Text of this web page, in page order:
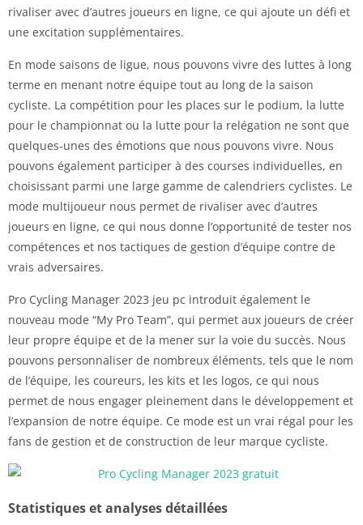
rivaliser avec d’autres joueurs en ligne, ce qui ajoute un défi et
une excitation supplémentaires.
En mode saisons de ligue, nous pouvons vivre des luttes à long
terme en menant notre équipe tout au long de la saison
cycliste. La compétition pour les places sur le podium, la lutte
pour le championnat ou la lutte pour la relégation ne sont que
quelques-unes des émotions que nous pouvons vivre. Nous
pouvons également participer à des courses individuelles, en
choisissant parmi une large gamme de calendriers cyclistes. Le
mode multijoueur nous permet de rivaliser avec d’autres
joueurs en ligne, ce qui nous donne l’opportunité de tester nos
compétences et nos tactiques de gestion d’équipe contre de
vrais adversaires.
Pro Cycling Manager 2023 jeu pc introduit également le
nouveau mode “My Pro Team”, qui permet aux joueurs de créer
leur propre équipe et de la mener sur la voie du succès. Nous
pouvons personnaliser de nombreux éléments, tels que le nom
de l’équipe, les coureurs, les kits et les logos, ce qui nous
permet de nous engager pleinement dans le développement et
l’expansion de notre équipe. Ce mode est un vrai régal pour les
fans de gestion et de construction de leur marque cycliste.
Statistiques et analyses détaillées